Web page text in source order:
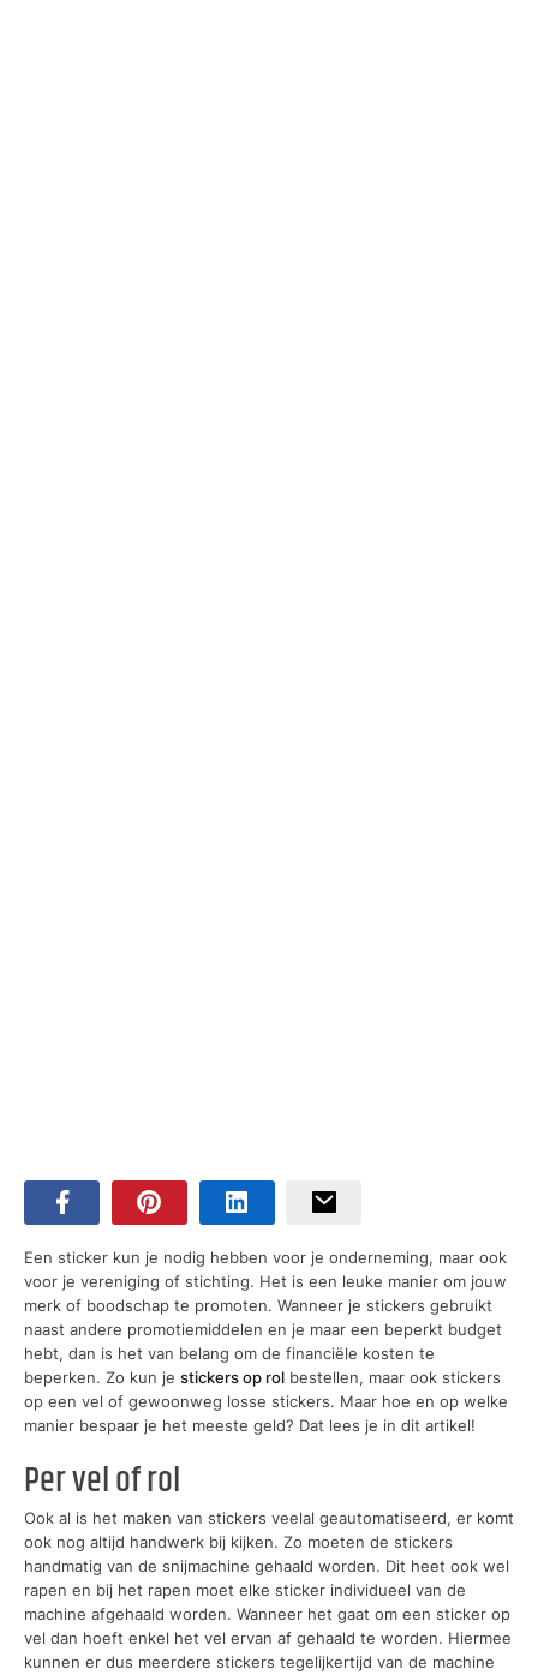
Een sticker kun je nodig hebben voor je onderneming, maar ook
voor je vereniging of stichting. Het is een leuke manier om jouw
merk of boodschap te promoten. Wanneer je stickers gebruikt
naast andere promotiemiddelen en je maar een beperkt budget
hebt, dan is het van belang om de financiële kosten te
beperken. Zo kun je stickers op rol bestellen, maar ook stickers
op een vel of gewoonweg losse stickers. Maar hoe en op welke
manier bespaar je het meeste geld? Dat lees je in dit artikel!
Per vel of rol
Ook al is het maken van stickers veelal geautomatiseerd, er komt
ook nog altijd handwerk bij kijken. Zo moeten de stickers
handmatig van de snijmachine gehaald worden. Dit heet ook wel
rapen en bij het rapen moet elke sticker individueel van de
machine afgehaald worden. Wanneer het gaat om een sticker op
vel dan hoeft enkel het vel ervan af gehaald te worden. Hiermee
kunnen er dus meerdere stickers tegelijkertijd van de machine